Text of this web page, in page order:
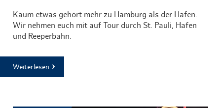
Kaum etwas gehört mehr zu Hamburg als der Hafen.
Wir nehmen euch mit auf Tour durch St. Pauli, Hafen
und Reeperbahn.
Weiterlesen